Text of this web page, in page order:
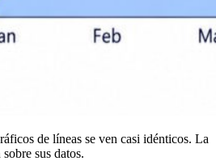
de líneas se ven casi idénticos. La
sus datos.